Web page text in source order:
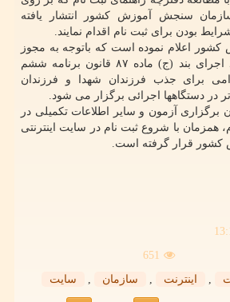
سنجش آموزش کشور انتشار یافته
بودن برای ثبت نام اقدام نمایند.
اعلام نموده است که باتوجه به مجوز
های صادره و در امتداد اجرای بند (ج) ماده ۸۷ قانون برنامه ششم
برای جذب فرزندان شهدا و فرزندان
برگزاری آزمون و سایر اطلاعات تکمیلی در
همزمان با شروع ثبت نام در سایت اینترنتی
قرار گرفته است.
651
, اینترنت , سازمان , سایت